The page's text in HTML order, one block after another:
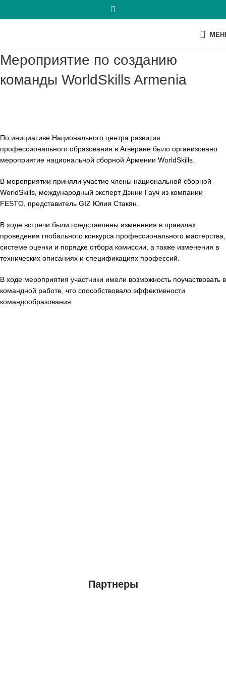
Мероприятие по созданию
команды WorldSkills Armenia
По инициативе Национального центра развития
профессионального образования в Агверане было организовано
мероприятие национальной сборной Армении WorldSkills.
В мероприятии приняли участие члены национальной сборной
WorldSkills, международный эксперт Дэнни Гауч из компании
FESTO, представитель GIZ Юлия Стакян.
В ходе встречи были представлены изменения в правилах
проведения глобального конкурса профессионального мастерства,
системе оценки и порядке отбора комиссии, а также изменения в
технических описаниях и спецификациях профессий.
В ходе мероприятия участники имели возможность поучаствовать в
командной работе, что способствовало эффективности
командообразования.
Партнеры